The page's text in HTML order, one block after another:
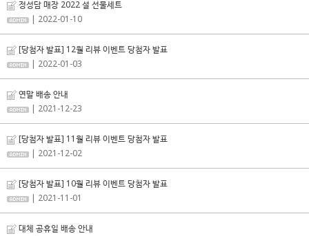
정성담 매장 2022 설 선물세트
| 2022-01-10
[당첨자 발표] 12월 리뷰 이벤트 당첨자 발표
| 2022-01-03
연말 배송 안내
| 2021-12-23
[당첨자 발표] 11월 리뷰 이벤트 당첨자 발표
| 2021-12-02
[당첨자 발표] 10월 리뷰 이벤트 당첨자 발표
| 2021-11-01
대체 공휴일 배송 안내